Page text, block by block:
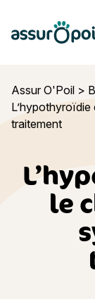
Assur O'Poil
Assur O'Poil >
traitement
le